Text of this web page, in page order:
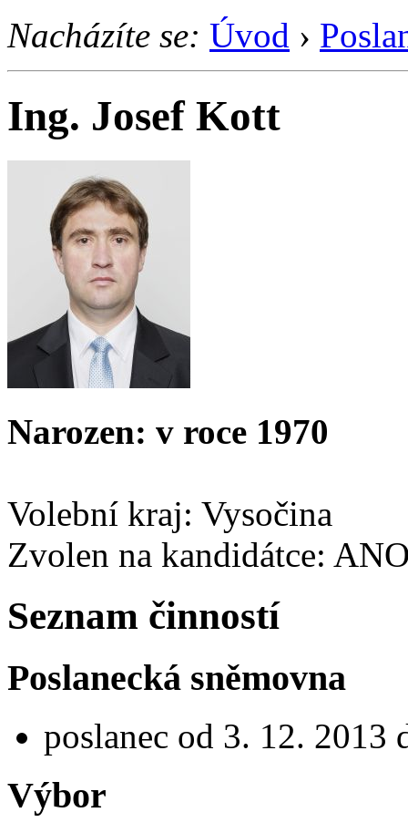
Nacházíte se: Úvod ›
Ing. Josef Kott
Narozen: v roce 1970
Volební kraj: Vysočina
Zvolen na kandidátce:
Seznam činností
Poslanecká sněmovna
poslanec od 3. 12. 2013
Výbor